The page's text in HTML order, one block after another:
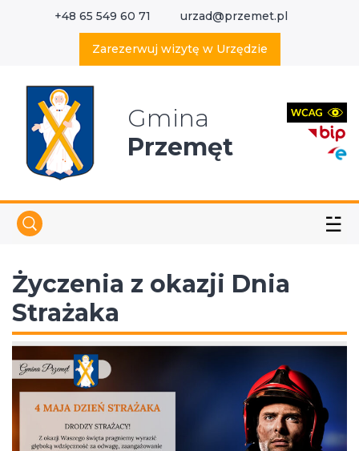
+48 65 549 60 71 urzad@przemet.pl
Zarezerwuj wizytę w Urzędzie
Gmina
Przemęt
☱
Życzenia z okazji Dnia
Strażaka
Wyszukaj w serwisie